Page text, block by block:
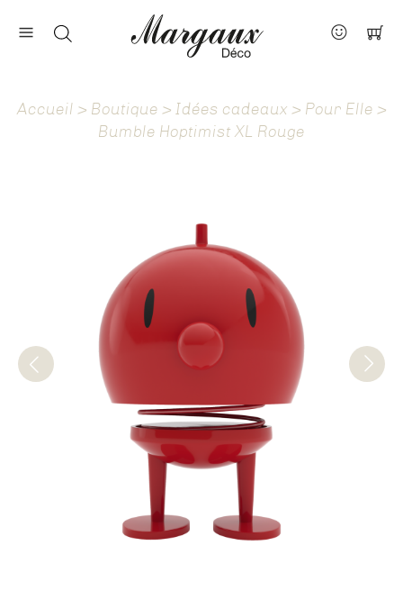
Nos marques
À propos
Accueil > Boutique > Idées cadeaux > Pour Elle >
Bumble Hoptimist XL Rouge